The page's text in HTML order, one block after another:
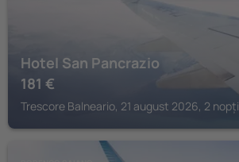
Hotel San Pancrazio
181 €
Trescore Balneario, 21 august 2026, 2 nopți